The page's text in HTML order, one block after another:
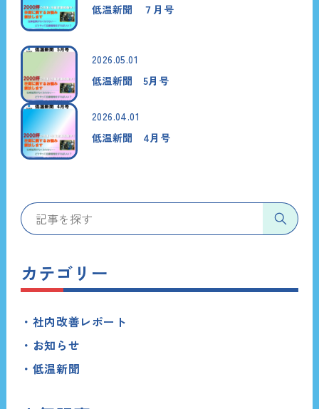
低温新聞 ７月号
2026.05.01
低温新聞 5月号
2026.04.01
低温新聞 4月号
カテゴリー
社内改善レポート
お知らせ
低温新聞